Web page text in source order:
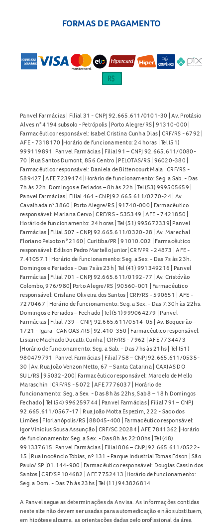
FORMAS DE PAGAMENTO
Panvel Farmácias | Filial 31 - CNPJ 92.665.611/0101-30 | Av. Protásio
Alves n° 4194 subsolo - Petrópolis | Porto Alegre/RS | 91310-000 |
Farmacêutico responsável: Isabel Cristina Cunha Dias | CRF/RS - 6792 |
AFE - 7318170 |Horário de funcionamento: 24 horas | Tel (51)
999119891| Panvel Farmácias | Filial 91 – CNPJ 92.665.611/0080-
70 | Rua Santos Dumont, 856 Centro | PELOTAS/RS | 96020-380 |
Farmacêutico responsável: Daniela de Bittencourt Maia | CRF/RS -
589427 | AFE 7239474 |Horário de funcionamento: Seg. a Sab. - Das
7h às 22h. Domingos e Feriados – 8h às 22h | Tel (53) 999505659 |
Panvel Farmácias | Filial 464 - CNPJ 92.665.611/0270-24 | Av.
Cavalhada n° 3860 | Porto Alegre/RS | 91740-000 | Farmacêutico
responsável: Mariana Cervo | CRF/RS - 535349 | AFE - 7421850 |
Horário de funcionamento: 24 horas | Tel (51) 995672339| Panvel
Farmácias | Filial 507 - CNPJ 92.665.611/0320-28 | Av. Marechal
Floriano Peixoto n° 2160 | Curitiba/PR | 91010.002 | Farmacêutico
responsável: Edilson Pedro Martello Junior| CRF/PR - 24873 | AFE -
7.41057.1| Horário de funcionamento: Seg. a Sex. - Das 7s às 23h.
Domingos e Feriados - Das 7s às 23h | Tel (41) 991349216 | Panvel
Farmácias | Filial 701 - CNPJ 92.665.611/0192-77 | Av. Cristóvão
Colombo, 976/980| Porto Alegre/RS | 90560-001 | Farmacêutico
responsável: Crislane Oliveira dos Santos | CRF/RS - 590651 | AFE -
7270467 | Horário de funcionamento: Seg. a Sex. - Das 7:30h às 22hs.
Domingos e Feriados – Fechado | Tel (51) 999064279 | Panvel
Farmácias | Filial 739 – CNPJ 92.665.611/0514-05 | Av. Boqueirão –
1721 - Igara | CANOAS /RS | 92.410-350 | Farmacêutico responsável:
Lisiane Machado Ducatti Cunha | CRF/RS - 7962 | AFE 7734473
|Horário de funcionamento: Seg. a Sab. - Das 7hs às 21hs | Tel (51)
980479791| Panvel Farmácias | Filial 758 – CNPJ 92.665.611/0535-
30 | Av. Rua João Venzon Netto, 67 – Santa Catarina | CAXIAS DO
SUL/RS | 95032-200| Farmacêutico responsável: Marcelo de Mello
Maraschin | CRF/RS - 5072 | AFE 7776037 | Horário de
funcionamento: Seg. a Sex. - Das 8h às 22hs, Sab 8 – 18 h Domingos
Fechado | Tel (54) 996259744 | Panvel Farmácias | Filial 791 – CNPJ
92.665.611/0567-17 | Rua João Motta Espezim, 222 - Saco dos
Limões | Florianópolis/RS | 88045-400 | Farmacêutico responsável:
Igor Vinicius Sousa Assunção | CRF/SC 20284 | AFE 7841362 |Horário
de funcionamento: Seg. a Sex. - Das 8h às 22:00hs | Tel (48)
991337615| Panvel Farmácias | Filial 806 – CNPJ 92.665.611/0522-
15 | Rua Inocêncio Tobias, nº 131 - Parque Industrial Tomas Edson | São
Paulo/ SP |01.144-900 | Farmacêutico responsável: Douglas Cassin dos
Santos | CRF/SP 104682 | AFE 7752413 |Horário de funcionamento:
Seg. a Dom. - Das 7h às 23hs | Tel (11) 943826814
A Panvel segue as determinações da Anvisa. As informações contidas
neste site não devem ser usadas para automedicação e não substituem,
em hipótese alguma, as orientações dadas pelo profissional da área